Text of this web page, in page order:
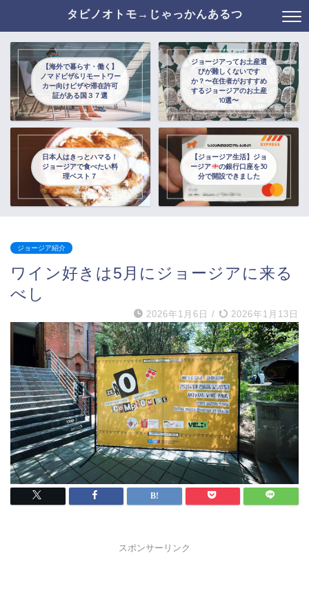
タビノオトモ→じゃっかんあるつ
【海外で暮らす・働く】
ノマドビザ&リモートワー
カー向けビザや滞在許可
証がある国３７選
ジョージアってお土産選
びが難しくないです
か？〜在住者がおすすめ
するジョージアのお土産
10選〜
日本人はきっとハマる！
ジョージアで食べたい料
理ベスト７
【ジョージア生活】ジョ
ージア
の銀行口座を30
分で開設できました
ジョージア紹介
ワイン好きは5月にジョージアに来る
べし
2026年1月6日 / 2026年1月13日
スポンサーリンク